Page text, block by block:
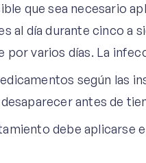
que sea necesario
al día durante cinco a
por varios días. La
según las
antes de
debe aplicarse